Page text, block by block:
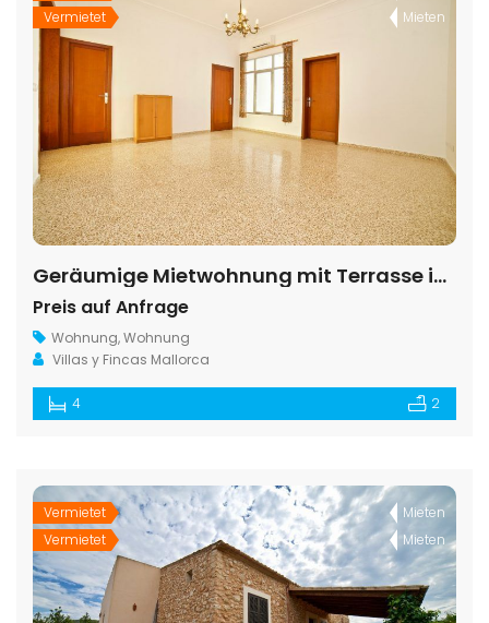
Vermietet
Mieten
Geräumige Mietwohnung mit Terrasse in Santanyí
Preis auf Anfrage
Wohnung,Wohnung
Villas y Fincas Mallorca
4 2
Vermietet
Vermietet
Mieten
Mieten